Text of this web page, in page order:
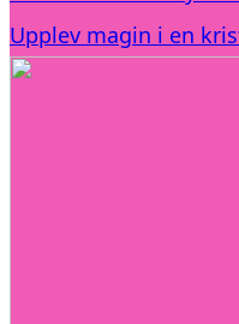
Upplev magin i en